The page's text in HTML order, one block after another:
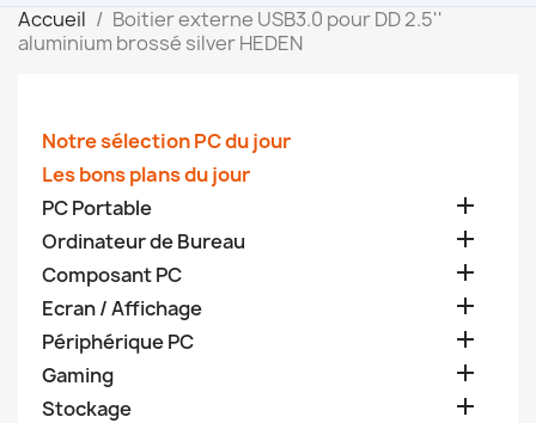
Accueil
Boitier externe USB3.0 pour DD 2.5''
aluminium brossé silver HEDEN
Notre sélection PC du jour
Les bons plans du jour
PC Portable

Ordinateur de Bureau 
Composant PC 
Ecran / Affichage 
Périphérique PC 
Gaming 
Stockage 